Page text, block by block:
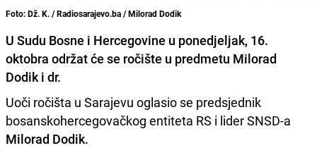
Foto: Dž. K. / Radiosarajevo.ba / Milorad Dodik
U Sudu Bosne i Hercegovine u ponedjeljak, 16.
oktobra održat će se ročište u predmetu Milorad
Dodik i dr.
Uoči ročišta u Sarajevu oglasio se predsjednik
bosanskohercegovačkog entiteta RS i lider SNSD-a
Milorad Dodik.